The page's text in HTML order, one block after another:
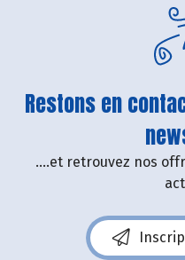
Restons en
....et retrouvez nos